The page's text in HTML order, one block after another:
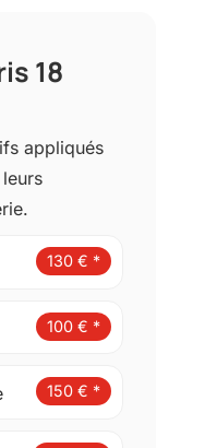
18
appliqués
130 € *
100 € *
150 € *